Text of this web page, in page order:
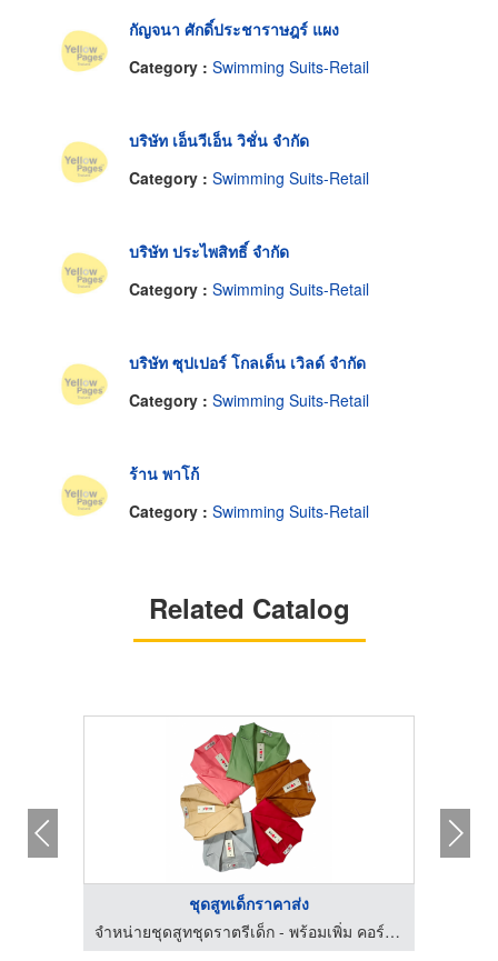
กัญจนา ศักดิ์ประชาราษฎร์ แผง
Category : Swimming Suits-Retail
บริษัท เอ็นวีเอ็น วิชั่น จำกัด
Category : Swimming Suits-Retail
บริษัท ประไพสิทธิ์ จำกัด
Category : Swimming Suits-Retail
บริษัท ซุปเปอร์ โกลเด็น เวิลด์ จำกัด
Category : Swimming Suits-Retail
ร้าน พาโก้
Category : Swimming Suits-Retail
Related Catalog
ชุดสูทเด็กราคาส่ง
จำหน่ายชุดสูทชุดราตรีเด็ก - พร้อมเพิ่ม คอร์ปอเรชั่น กรุ๊ป